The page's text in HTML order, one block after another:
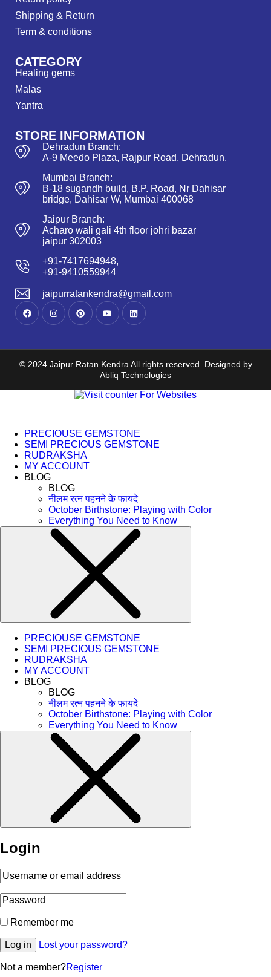
Shipping & Return
Term & conditions
CATEGORY
Healing gems
Malas
Yantra
STORE INFORMATION
Dehradun Branch:
A-9 Meedo Plaza, Rajpur Road, Dehradun.
Mumbai Branch:
B-18 sugandh build, B.P. Road, Nr Dahisar
bridge, Dahisar W, Mumbai 400068
Jaipur Branch:
Acharo wali gali 4th floor johri bazar
jaipur 302003
+91-7417694948,
+91-9410559944
jaipurratankendra@gmail.com
© 2024 Jaipur Ratan Kendra All rights reserved. Designed by
Abliq Technologies
PRECIOUSE GEMSTONE
SEMI PRECIOUS GEMSTONE
RUDRAKSHA
MY ACCOUNT
BLOG
BLOG
नीलम रत्न पहनने के फायदे
October Birthstone: Playing with Color
Everything You Need to Know
PRECIOUSE GEMSTONE
SEMI PRECIOUS GEMSTONE
RUDRAKSHA
MY ACCOUNT
BLOG
BLOG
नीलम रत्न पहनने के फायदे
October Birthstone: Playing with Color
Everything You Need to Know
Login
Remember me
Log in Lost your password?
Not a member?Register